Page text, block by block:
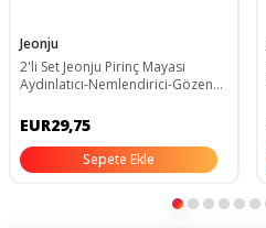
Jeonju
2'li Set Jeonju Pirinç Mayası
Aydınlatıcı-Nemlendirici-Gözenek
EUR29,75
Sepete Ekle